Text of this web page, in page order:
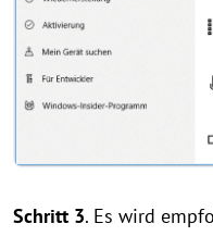
Schritt 3. Es wird